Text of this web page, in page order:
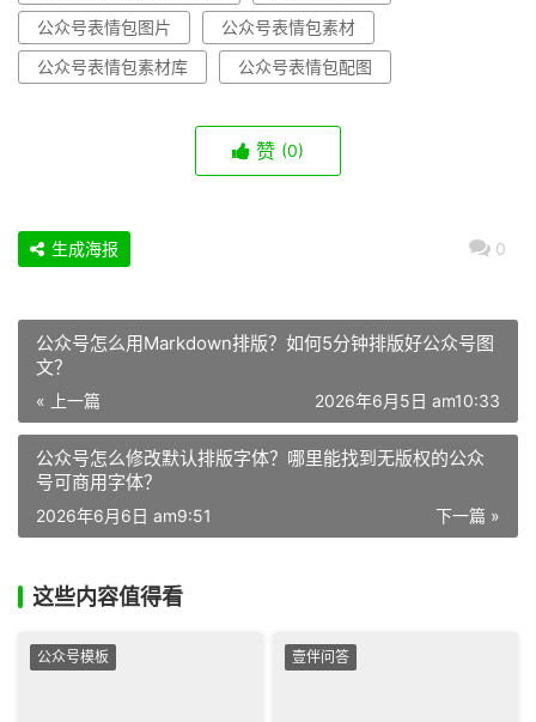
公众号表情包图片
公众号表情包素材
公众号表情包素材库
公众号表情包配图
赞 (0)
0
生成海报
公众号怎么用Markdown排版？如何5分钟排版好公众号图
文？
« 上一篇 2026年6月5日 am10:33
公众号怎么修改默认排版字体？哪里能找到无版权的公众
号可商用字体？
下一篇 »
2026年6月6日 am9:51
这些内容值得看
公众号模板 壹伴问答